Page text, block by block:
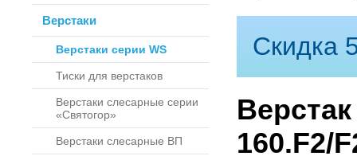
Верстаки
Верстаки серии WS
Тиски для верстаков
Верстаки слесарные серии
«Святогор»
Верстаки слесарные ВП
Скидка
160.F2/